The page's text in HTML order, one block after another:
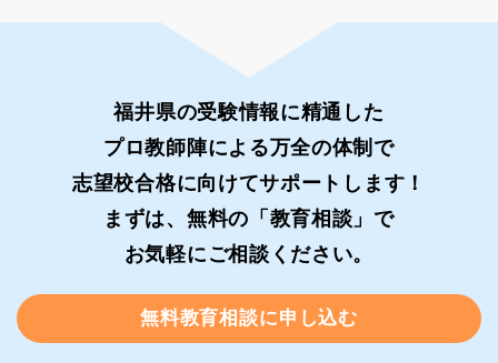
福井県の受験情報に精通した
プロ教師陣による万全の体制で
志望校合格に向けてサポートします！
まずは、無料の「教育相談」で
お気軽にご相談ください。
無料教育相談に申し込む